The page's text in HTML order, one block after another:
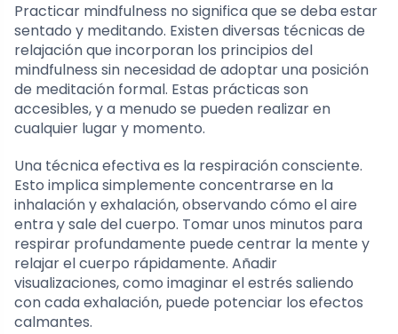
Practicar mindfulness no significa que se deba estar
sentado y meditando. Existen diversas técnicas de
relajación que incorporan los principios del
mindfulness sin necesidad de adoptar una posición
de meditación formal. Estas prácticas son
accesibles, y a menudo se pueden realizar en
cualquier lugar y momento.
Una técnica efectiva es la respiración consciente.
Esto implica simplemente concentrarse en la
inhalación y exhalación, observando cómo el aire
entra y sale del cuerpo. Tomar unos minutos para
respirar profundamente puede centrar la mente y
relajar el cuerpo rápidamente. Añadir
visualizaciones, como imaginar el estrés saliendo
con cada exhalación, puede potenciar los efectos
calmantes.